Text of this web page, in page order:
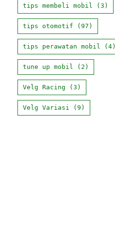
tips membeli mobil (3)
tips otomotif (97)
tips perawatan mobil (4)
tune up mobil (2)
Velg Racing (3)
Velg Variasi (9)